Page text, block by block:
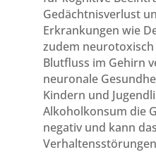
Gedächtnisverlust
Erkrankungen wie
zudem
Blutfluss im Gehirn
neuronale
Kindern und
Alkoholkonsum die
negativ und kann